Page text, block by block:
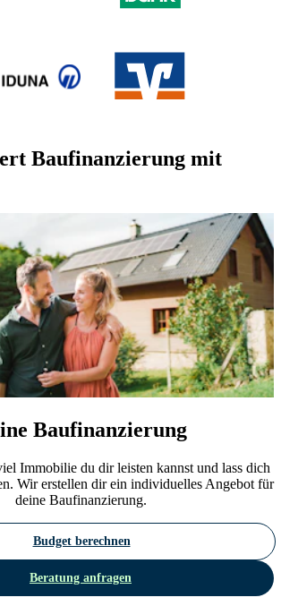
Baufinanzierung mit
Baufinanzierung
Immobilie du dir leisten kannst und lass dich
Wir erstellen dir ein individuelles Angebot für
deine Baufinanzierung.
Budget berechnen
Beratung anfragen